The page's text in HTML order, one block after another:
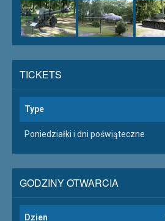
TICKETS
Type
Poniedziałki i dni poświąteczne
GODZINY OTWARCIA
Dzien